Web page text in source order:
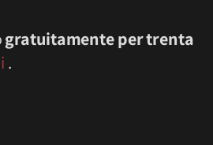
gratuitamente per trenta
.